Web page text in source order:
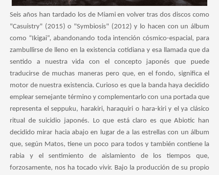
Seis años han tardado los de Miami en volver tras dos discos como
"Casuistry" (2015) o "Symbiosis" (2012) y lo hacen con un álbum
como “Ikigai”, abandonando toda intención cósmico-espacial, para
zambullirse de lleno en la existencia cotidiana y esa llamada que da
sentido a nuestra vida con el concepto japonés que puede
traducirse de muchas maneras pero que, en el fondo, significa el
motor de nuestra existencia. Curioso es que la banda haya decidido
emplear semejante término y complementarlo con una portada que
representa el seppuku, harakiri, haraquiri o hara-kiri y el ya clásico
ritual de suicidio japonés. Lo que está claro es que Abiotic han
decidido mirar hacia abajo en lugar de a las estrellas con un álbum
que, según Matos, tiene un poco para todos y también contiene la
rabia y el sentimiento de aislamiento de los tiempos que,
forzosamente, nos ha tocado vivir. Bajo la producción de su propio